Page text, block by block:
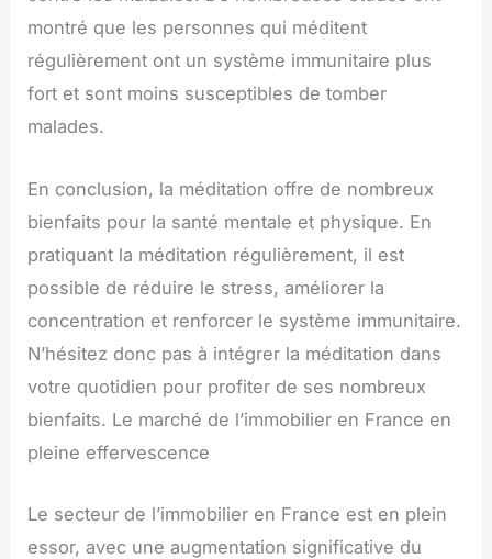
montré que les personnes qui méditent
régulièrement ont un système immunitaire plus
fort et sont moins susceptibles de tomber
malades.
En conclusion, la méditation offre de nombreux
bienfaits pour la santé mentale et physique. En
pratiquant la méditation régulièrement, il est
possible de réduire le stress, améliorer la
concentration et renforcer le système immunitaire.
N’hésitez donc pas à intégrer la méditation dans
votre quotidien pour profiter de ses nombreux
bienfaits. Le marché de l’immobilier en France en
pleine effervescence
Le secteur de l’immobilier en France est en plein
essor, avec une augmentation significative du